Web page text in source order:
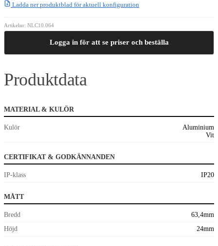
Ladda ner produktblad för aktuell konfiguration
Artikelnr: NLC10.064
Logga in för att se priser och beställa
Produktdata
MATERIAL & KULÖR
Kulör
Aluminium
Vit
CERTIFIKAT & GODKÄNNANDEN
IP-klass IP20
MÅTT
Bredd
63,4mm
Höjd
24mm